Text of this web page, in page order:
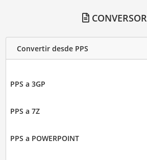
CONVERSOR
Convertir desde PPS
PPS a 3GP
PPS a 7Z
PPS a POWERPOINT